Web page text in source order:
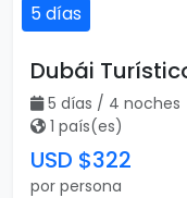
5 días
Dubái
5 días / 4 noches
1 país(es)
USD $322
por persona